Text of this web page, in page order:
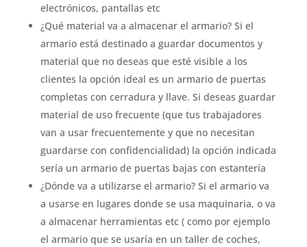
electrónicos, pantallas etc
¿Qué material va a almacenar el armario? Si el
armario está destinado a guardar documentos y
material que no deseas que esté visible a los
clientes la opción ideal es un armario de puertas
completas con cerradura y llave. Si deseas guardar
material de uso frecuente (que tus trabajadores
van a usar frecuentemente y que no necesitan
guardarse con confidencialidad) la opción indicada
sería un armario de puertas bajas con estantería
¿Dónde va a utilizarse el armario? Si el armario va
a usarse en lugares donde se usa maquinaria, o va
a almacenar herramientas etc ( como por ejemplo
el armario que se usaría en un taller de coches,